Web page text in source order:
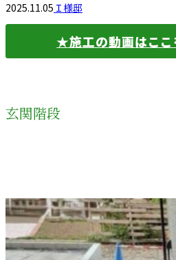
2025.11.05 Ｉ様邸
★施工の動画はこ
玄関階段